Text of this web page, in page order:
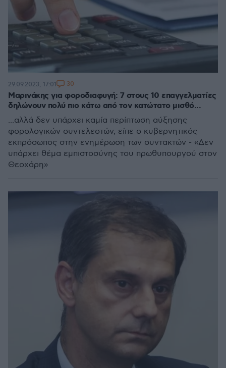
Μαρινάκης για φοροδιαφυγή: 7 στους 10 επαγγελματίες
δηλώνουν πολύ πιο κάτω από τον κατώτατο μισθό...
...αλλά δεν υπάρχει καμία περίπτωση αύξησης
φορολογικών συντελεστών, είπε ο κυβερνητικός
εκπρόσωπος στην ενημέρωση των συντακτών - «Δεν
υπάρχει θέμα εμπιστοσύνης του πρωθυπουργού στον
Θεοχάρη»
29.09.2023, 17:01 30